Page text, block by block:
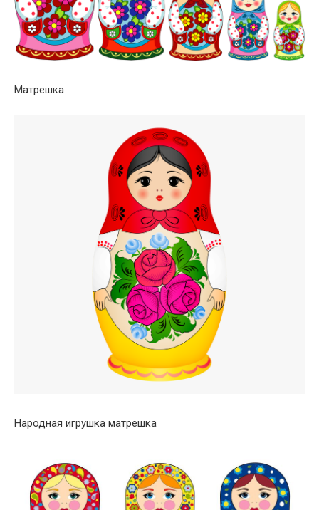
Матрешка
Народная игрушка матрешка